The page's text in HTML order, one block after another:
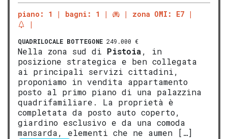
piano: 1 bagni: 1 zona OMI: E7
QUADRILOCALE BOTTEGONE 249.000 €
Nella zona sud di Pistoia, in
posizione strategica e ben collegata
ai principali servizi cittadini,
proponiamo in vendita appartamento
posto al primo piano di una palazzina
quadrifamiliare. La proprietà è
completata da posto auto coperto,
giardino esclusivo e da una comoda
mansarda, elementi che ne aumen […]